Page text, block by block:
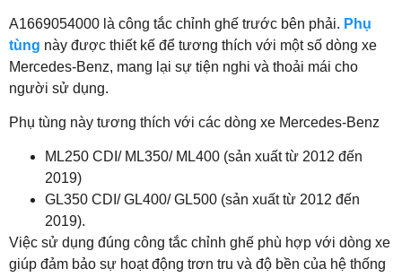
A1669054000 là công tắc chỉnh ghế trước bên phải. Phụ
tùng này được thiết kế để tương thích với một số dòng xe
Mercedes-Benz, mang lại sự tiện nghi và thoải mái cho
người sử dụng.
Phụ tùng này tương thích với các dòng xe Mercedes-Benz
ML250 CDI/ ML350/ ML400 (sản xuất từ 2012 đến
2019)
GL350 CDI/ GL400/ GL500 (sản xuất từ 2012 đến
2019).
Việc sử dụng đúng công tắc chỉnh ghế phù hợp với dòng xe
giúp đảm bảo sự hoạt động trơn tru và độ bền của hệ thống